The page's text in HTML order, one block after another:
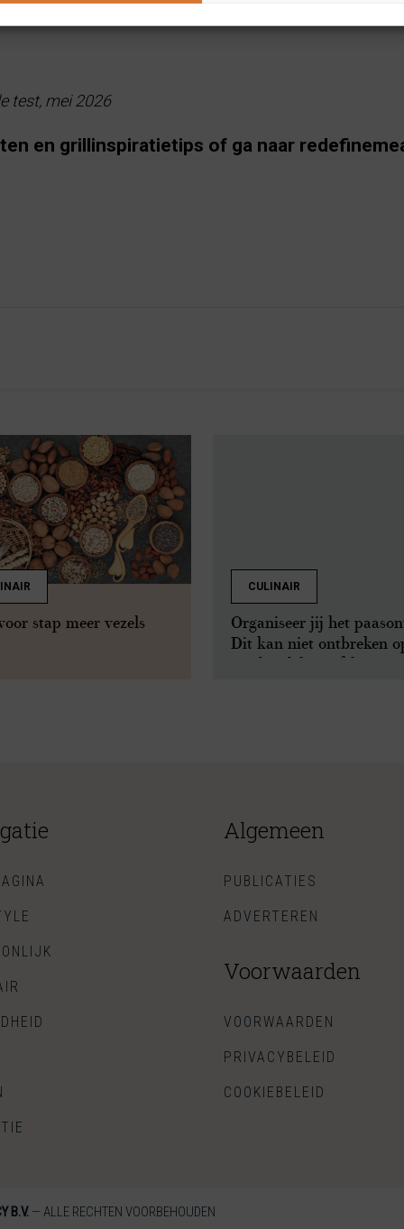
test, mei 2026
en grillinspiratietips of ga naar
stap meer vezels
CULINAIR
Organiseer jij het
Dit kan niet ontbreken
Algemeen
PUBLICATIES
ADVERTEREN
Voorwaarden
VOORWAARDEN
PRIVACYBELEID
COOKIEBELEID
B.V. — ALLE RECHTEN VOORBEHOUDEN